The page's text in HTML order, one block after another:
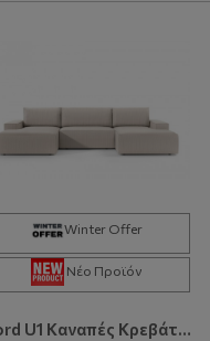
Winter Offer
Νέο Προϊόν
Fiord U1 Kαναπές Κρεβάτι Σε Σχήμα Π Με Αποθηκευτικό Χώρο